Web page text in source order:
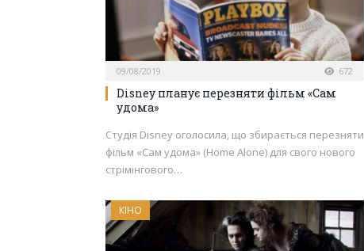
09/08/2019 672
Disney планує перезняти фільм «Сам
удома»
Студія Disney оголосила, що збирається перезняти
фільм «Сам удома» (Home Alone) для свого нового
стрімінгового…
КІНО